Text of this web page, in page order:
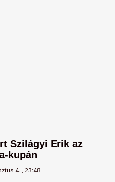
Szilágyi Erik az
kupán
4. 23:48